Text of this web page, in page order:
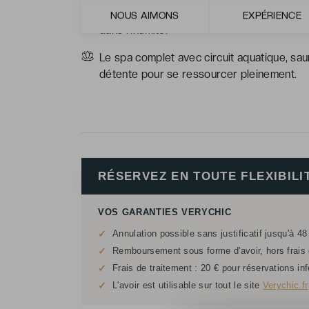
NOUS AIMONS EXPÉRIENCE
Nous reposer sur la terrasse de sa
Le spa complet avec circuit aquatique,
détente pour se ressourcer pleinement.
RÉSERVEZ EN TOUTE
VOS GARANTIES VERYCHIC
✓ Annulation possible sans justificatif jusqu'à
✓ Remboursement sous forme d'avoir, hors
✓ Frais de traitement : 20 € pour réservations
✓ L'avoir est utilisable sur tout le site Verychic.fr